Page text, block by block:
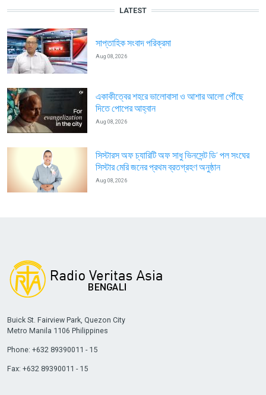
LATEST
সাপ্তাহিক সংবাদ পরিক্রমা
Aug 08, 2026
একাকীত্বের শহরে ভালোবাসা ও আশার আলো পৌঁছে
দিতে পোপের আহ্বান
Aug 08, 2026
সিস্টারস অফ চ্যারিটি অফ সাধু ভিনসেন্ট ডি’ পল সংঘের
সিস্টার মেরি জনের প্রথম ব্রতগ্রহণ অনুষ্ঠান
Aug 08, 2026
Buick St. Fairview Park, Quezon City
Metro Manila 1106 Philippines
Phone: +632 89390011 - 15
Fax: +632 89390011 - 15